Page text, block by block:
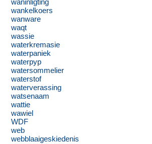
waninligting
wankelkoers
wanware
waqt
wassie
waterkremasie
waterpaniek
waterpyp
watersommelier
waterstof
waterverassing
watsenaam
wattie
wawiel
WDF
web
webblaaigeskiedenis